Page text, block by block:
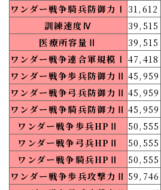
ワンダー戦争騎兵防御力Ⅰ 31,612
訓練速度Ⅳ
39,515
医療所容量Ⅱ
39,515
ワンダー戦争連合軍規模Ⅰ 47,418
ワンダー戦争歩兵防御力Ⅱ 45,959
ワンダー戦争弓兵防御力Ⅱ 45,959
ワンダー戦争騎兵防御力Ⅱ 45,959
ワンダー戦争歩兵HPⅡ
50,555
ワンダー戦争弓兵HPⅡ
50,555
ワンダー戦争騎兵HPⅡ
50,555
ワンダー戦争歩兵攻撃力Ⅱ 59,746